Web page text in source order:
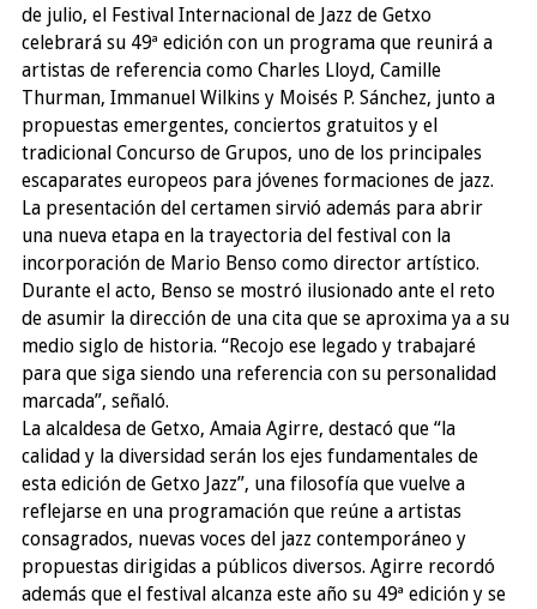
de julio, el Festival Internacional de Jazz de Getxo
celebrará su 49ª edición con un programa que reunirá a
artistas de referencia como Charles Lloyd, Camille
Thurman, Immanuel Wilkins y Moisés P. Sánchez, junto a
propuestas emergentes, conciertos gratuitos y el
tradicional Concurso de Grupos, uno de los principales
escaparates europeos para jóvenes formaciones de jazz.
La presentación del certamen sirvió además para abrir
una nueva etapa en la trayectoria del festival con la
incorporación de Mario Benso como director artístico.
Durante el acto, Benso se mostró ilusionado ante el reto
de asumir la dirección de una cita que se aproxima ya a su
medio siglo de historia. “Recojo ese legado y trabajaré
para que siga siendo una referencia con su personalidad
marcada”, señaló.
La alcaldesa de Getxo, Amaia Agirre, destacó que “la
calidad y la diversidad serán los ejes fundamentales de
esta edición de Getxo Jazz”, una filosofía que vuelve a
reflejarse en una programación que reúne a artistas
consagrados, nuevas voces del jazz contemporáneo y
propuestas dirigidas a públicos diversos. Agirre recordó
además que el festival alcanza este año su 49ª edición y se